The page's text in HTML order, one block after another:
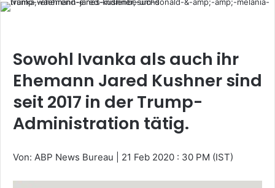
Sowohl Ivanka als auch ihr
Ehemann Jared Kushner sind
seit 2017 in der Trump-
Administration tätig.
Von: ABP News Bureau 21 Feb 2020 : 30 PM (IST)